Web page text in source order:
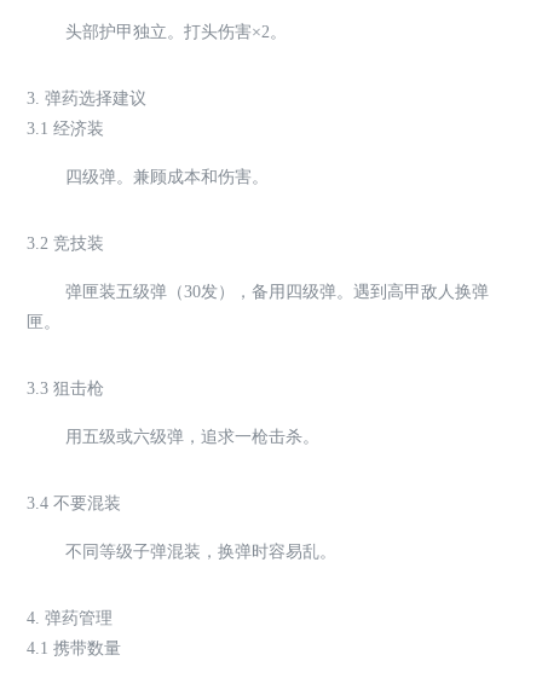
头部护甲独立。打头伤害×2。
3. 弹药选择建议
3.1 经济装
四级弹。兼顾成本和伤害。
3.2 竞技装
弹匣装五级弹（30发），备用四级弹。遇到高甲敌人换弹
匣。
3.3 狙击枪
用五级或六级弹，追求一枪击杀。
3.4 不要混装
不同等级子弹混装，换弹时容易乱。
4. 弹药管理
4.1 携带数量